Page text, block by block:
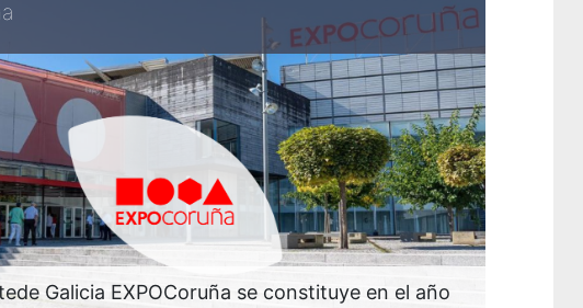
Galicia EXPOCoruña se constituye en el año